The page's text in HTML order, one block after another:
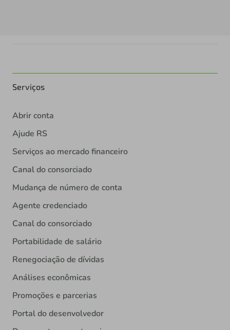
Serviços
Abrir conta
Ajude RS
Serviços ao mercado financeiro
Canal do consorciado
Mudança de número de conta
Agente credenciado
Canal do consorciado
Portabilidade de salário
Renegociação de dívidas
Análises econômicas
Promoções e parcerias
Portal do desenvolvedor